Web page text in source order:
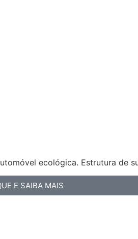
ecológica. Estrutura
E SAIBA MAIS